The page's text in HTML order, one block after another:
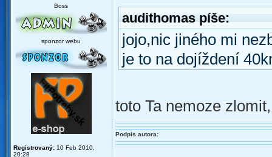
Boss
sponzor webu
Registrovaný: 10 Feb 2010,
20:28
audithomas píše:
jojo,nic jiného mi
je to na dojíždení
toto Ta nemoze
Podpis autora: